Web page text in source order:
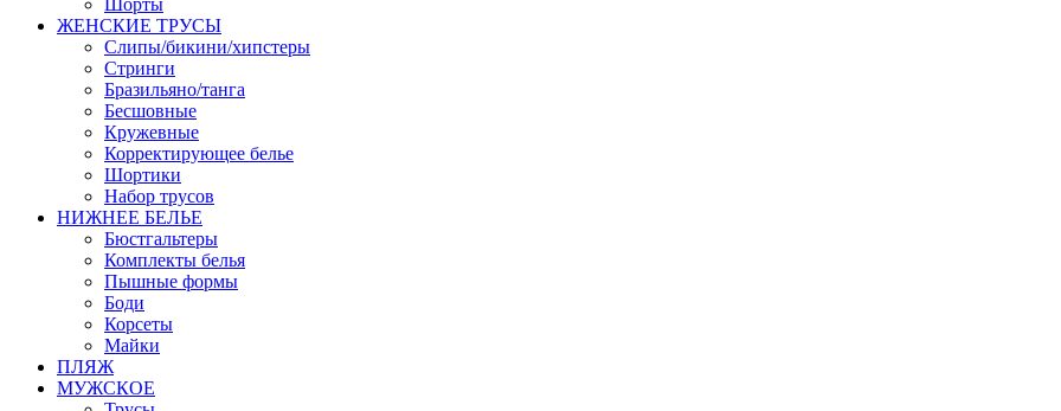
Шорты
ЖЕНСКИЕ ТРУСЫ
Слипы/бикини/хипстеры
Стринги
Бразильяно/танга
Бесшовные
Кружевные
Корректирующее белье
Шортики
Набор трусов
НИЖНЕЕ БЕЛЬЕ
Бюстгальтеры
Комплекты белья
Пышные формы
Боди
Корсеты
Майки
ПЛЯЖ
МУЖСКОЕ